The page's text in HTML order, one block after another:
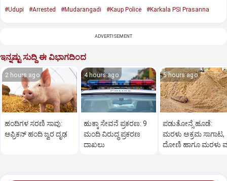
#Udupi #Arrested #Mudarangadi #Kaup Police #Karkala PSI Prasanna
ADVERTISEMENT
ಇನ್ನಷ್ಟು ಸುದ್ದಿ ಈ ವಿಭಾಗದಿಂದ
2 hours ago
ಹಂದಿಗಳ ಸರಣಿ ಸಾವು:
ಆಫ್ರಿಕನ್‌ ಹಂದಿ ಜ್ವರ ದೃಢ
4 hours ago
ಹುಕ್ಕಾ ಸೇವನೆ ಪ್ರಕರಣ: 9
ಮಂದಿ ವಿರುದ್ಧ ಪ್ರಕರಣ
ದಾಖಲು
5 hours ago
ಪಡುತೋನ್ಸೆ ಹೂಡೆ:
ಮರಳು ಅಕ್ರಮ ಸಾಗಾಟ,
ದೋಣಿ ಹಾಗೂ ಮರಳು